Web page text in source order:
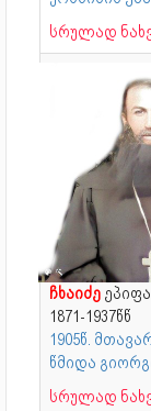
სრულად
ჩხაიძე
1871-1937წწ
1905წ.
წმიდა
სრულად